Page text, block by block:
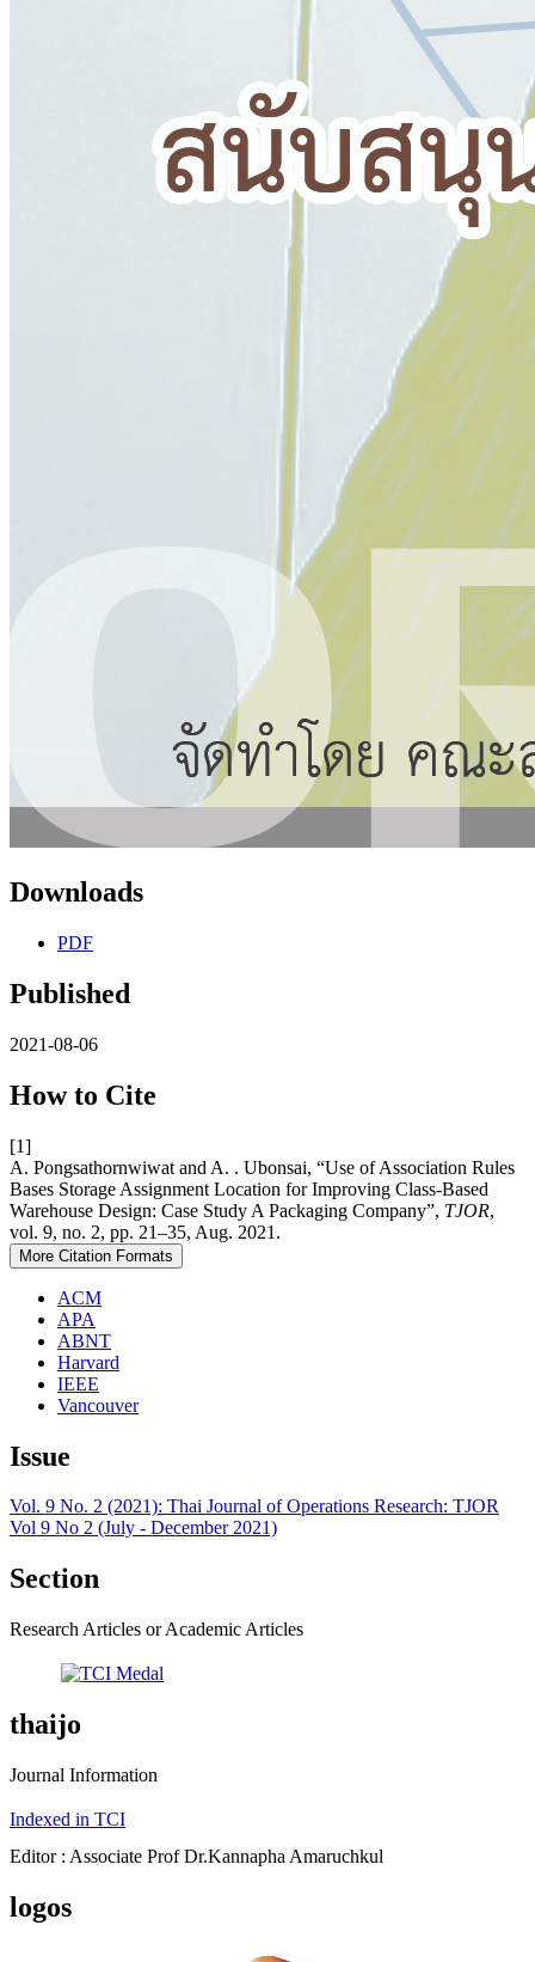
Downloads
PDF
Published
2021-08-06
How to Cite
[1]
A. Pongsathornwiwat and A. . Ubonsai, “Use of Association Rules
Bases Storage Assignment Location for Improving Class-Based
Warehouse Design: Case Study A Packaging Company”, TJOR,
vol. 9, no. 2, pp. 21–35, Aug. 2021.
More Citation Formats
ACM
APA
ABNT
Harvard
IEEE
Vancouver
Issue
Vol. 9 No. 2 (2021): Thai Journal of Operations Research: TJOR
Vol 9 No 2 (July - December 2021)
Section
Research Articles or Academic Articles
thaijo
Journal Information
Indexed in TCI
Editor : Associate Prof Dr.Kannapha Amaruchkul
logos